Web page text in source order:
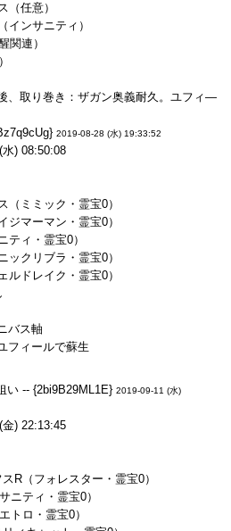
任意）
ンサニティ）
連）
、取り巻き：ザガン奥義耐久。ユフィ―
2019-08-28 (水) 19:33:52
) 08:50:08
ミミック・霊宝0）
マーマン・霊宝0）
ィ・霊宝0）
クリブラ・霊宝0）
ドレイク・霊宝0）
バス軸
フィールで蘇生
い -- {2bi9B29ML1E} 2019-09-11 (水)
) 22:13:45
R（フォレスター・霊宝0）
ニティ・霊宝0）
トロ・霊宝0）